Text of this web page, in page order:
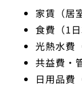
家賃（居
食費（1
光熱水費
共益費・
日用品費